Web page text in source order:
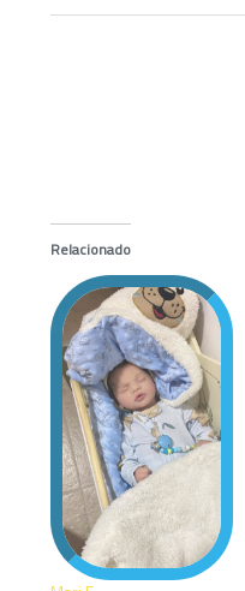
Relacionado